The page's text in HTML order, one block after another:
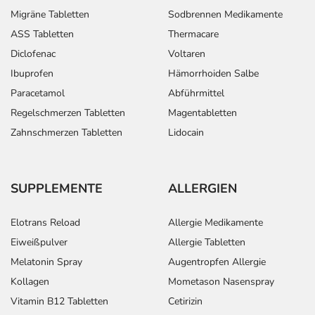
Folgende
Dosierungsempfehlungen
werden gegeben - die
Dosierung für Ihre
spezielle Erkrankung
besprechen Sie am
besten mit Ihrem Arzt:
Erwachsene 1 Tropfen 1-mal
einem Arzt oder Apotheker überschritten werden.
Art der Anwendung?
Tropfen Sie das Arzneimittel in den Bindehautsack des
Ihren Kopf zurück. Schließen Sie nach dem Eintropfen
langsam das Auge und drücken Sie leicht mit dem Finger
auf den Tränenkanal zwischen Nase und innerem
Migräne Tabletten
ASS Tabletten
Diclofenac
Ibuprofen
Paracetamol
Regelschmerzen Tabletten
Zahnschmerzen Tabletten
Sodbrennen Medikamente
Thermacare
Voltaren
Hämorrhoiden Salbe
Abführmittel
Magentabletten
Lidocain
SUPPLEMENTE
Elotrans Reload
Eiweißpulver
Melatonin Spray
Kollagen
Vitamin B12 Tabletten
ALLERGIEN
Allergie Medikamente
Allergie Tabletten
Augentropfen Allergie
Mometason Nasenspray
Cetirizin